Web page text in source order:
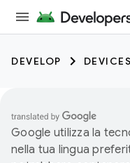
DEVELOP DEVICES
Google utilizza la
nella tua lingua